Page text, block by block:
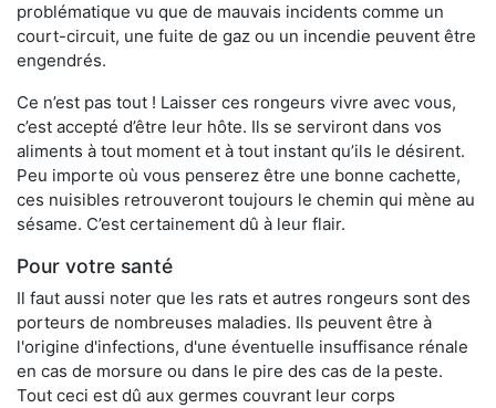
problématique vu que de mauvais incidents comme un
court-circuit, une fuite de gaz ou un incendie peuvent être
engendrés.
Ce n’est pas tout ! Laisser ces rongeurs vivre avec vous,
c’est accepté d’être leur hôte. Ils se serviront dans vos
aliments à tout moment et à tout instant qu’ils le désirent.
Peu importe où vous penserez être une bonne cachette,
ces nuisibles retrouveront toujours le chemin qui mène au
sésame. C’est certainement dû à leur flair.
Pour votre santé
Il faut aussi noter que les rats et autres rongeurs sont des
porteurs de nombreuses maladies. Ils peuvent être à
l'origine d'infections, d'une éventuelle insuffisance rénale
en cas de morsure ou dans le pire des cas de la peste.
Tout ceci est dû aux germes couvrant leur corps